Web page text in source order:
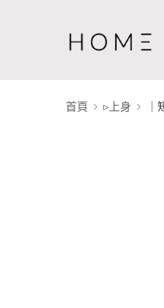
首頁 ▹上身 ｜